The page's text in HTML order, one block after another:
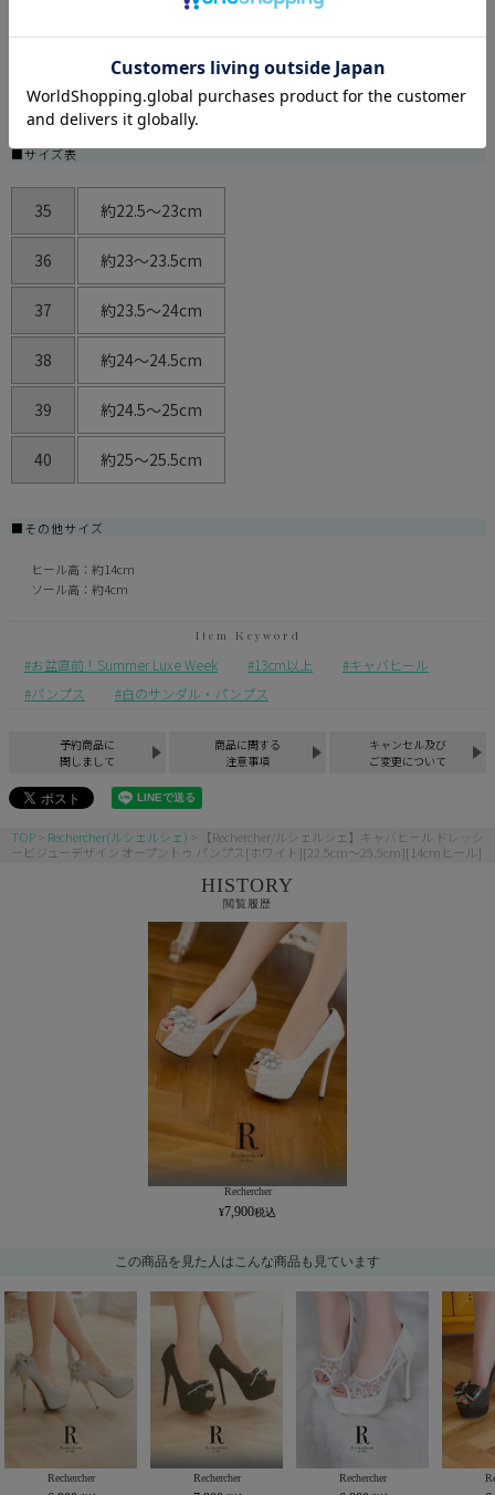
35/36/37/38/39/40
■サイズ表
35 約22.5～23cm
36 約23～23.5cm
37 約23.5～24cm
38 約24～24.5cm
39 約24.5～25cm
40 約25～25.5cm
■その他サイズ
ヒール高：約14cm
ソール高：約4cm
お盆直前！Summer Luxe Week 13cm以上
キャバヒール
パンプス
白のサンダル・パンプス
予約商品に
関しまして
商品に関する
注意事項
キャンセル及び
ご変更について
TOP Rechercher(ルシェルシェ)
【Rechercher/ルシェルシェ】キャバヒール ドレッシ
ービジューデザイン オープントゥ パンプス[ホワイト][22.5cm～25.5cm][14cmヒール]
HISTORY
閲覧履歴
Rechercher
7,900
この商品を見た人はこんな商品も見ています
Rechercher Rechercher Rechercher